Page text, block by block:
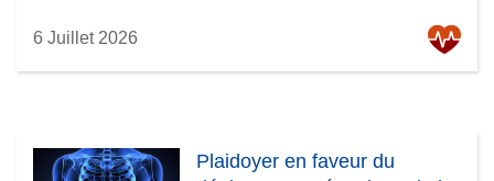
6 Juillet 2026
Plaidoyer en faveur du